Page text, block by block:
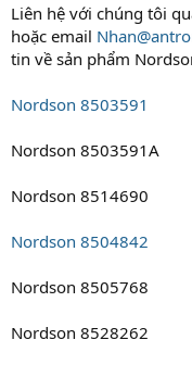
Liên hệ với chúng tôi
hoặc email
tin về sản phẩm
Nordson 8503591
Nordson 8503591A
Nordson 8514690
Nordson 8504842
Nordson 8505768
Nordson 8528262